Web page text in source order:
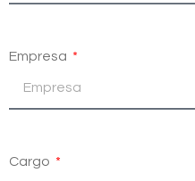
Empresa
Cargo